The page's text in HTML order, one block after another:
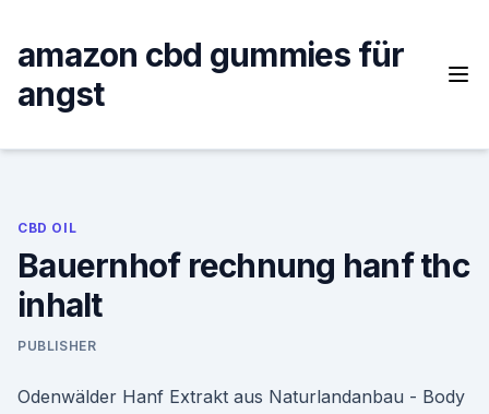
content
amazon cbd gummies für
angst
CBD OIL
Bauernhof rechnung hanf thc
inhalt
PUBLISHER
Odenwälder Hanf Extrakt aus Naturlandanbau - Body